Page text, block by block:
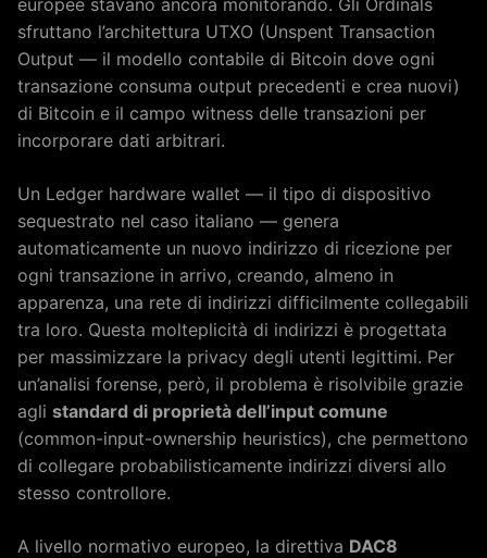
sfruttano l’architettura UTXO (Unspent Transaction
Output — il modello contabile di Bitcoin dove ogni
transazione consuma output precedenti e crea nuovi)
di Bitcoin e il campo witness delle transazioni per
incorporare dati arbitrari.
Un Ledger hardware wallet — il tipo di dispositivo
sequestrato nel caso italiano — genera
automaticamente un nuovo indirizzo di ricezione per
ogni transazione in arrivo, creando, almeno in
apparenza, una rete di indirizzi difficilmente collegabili
tra loro. Questa molteplicità di indirizzi è progettata
per massimizzare la privacy degli utenti legittimi. Per
un’analisi forense, però, il problema è risolvibile grazie
agli standard di proprietà dell’input comune
(common-input-ownership heuristics), che permettono
di collegare probabilisticamente indirizzi diversi allo
stesso controllore.
A livello normativo europeo, la direttiva DAC8